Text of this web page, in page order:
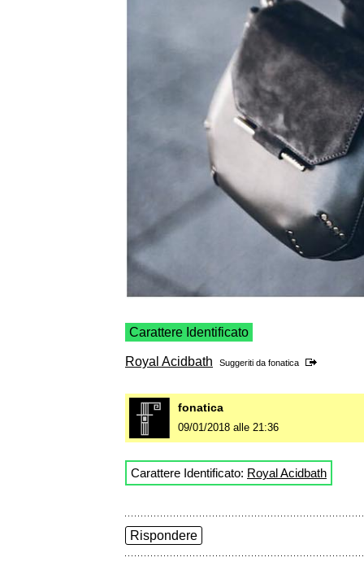
Carattere Identificato
Royal Acidbath Suggeriti da fonatica
fonatica
09/01/2018 alle 21:36
Carattere Identificato: Royal Acidbath
Rispondere